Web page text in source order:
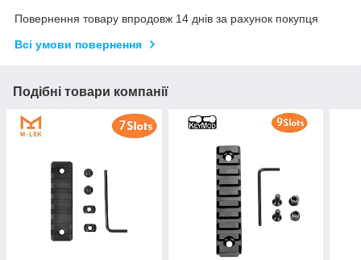
Повернення товару впродовж 14 днів за рахунок покупця
Всі умови повернення
Подібні товари компанії